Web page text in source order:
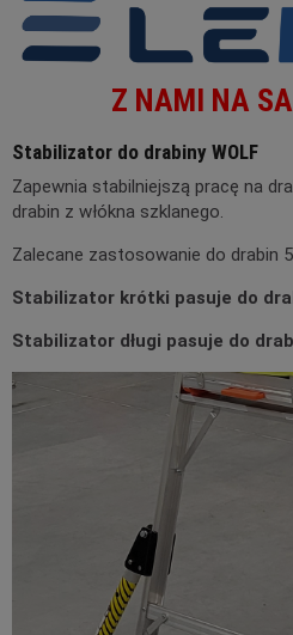
Z NAMI NA
Stabilizator do drabiny WOLF
Zapewnia stabilniejszą pracę na
drabin z włókna szklanego.
Zalecane zastosowanie do drabin
Stabilizator krótki pasuje do
Stabilizator długi pasuje do